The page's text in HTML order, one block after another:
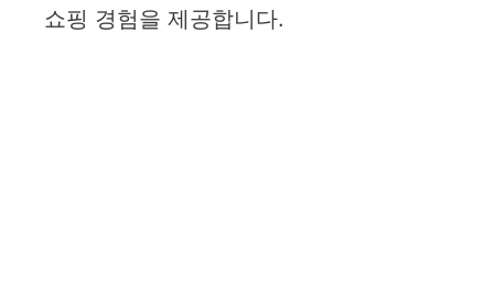
쇼핑 경험을 제공합니다.